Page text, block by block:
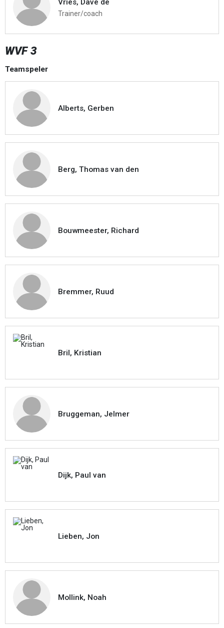
Trainer/coach
WVF 3
Teamspeler
Alberts, Gerben
Berg, Thomas van den
Bouwmeester, Richard
Bremmer, Ruud
Bril, Kristian
Bruggeman, Jelmer
Dijk, Paul van
Lieben, Jon
Mollink, Noah